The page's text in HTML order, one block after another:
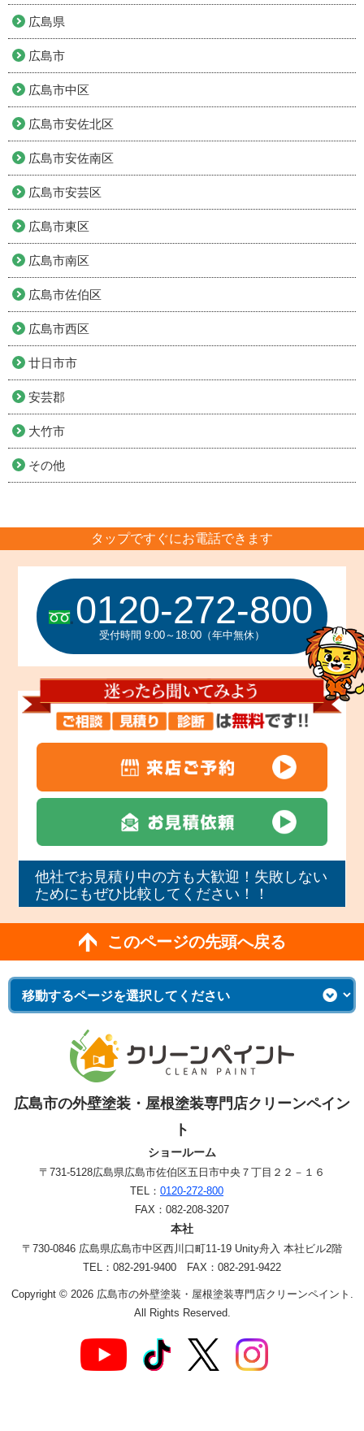
広島県
広島市
広島市中区
広島市安佐北区
広島市安佐南区
広島市安芸区
広島市東区
広島市南区
広島市佐伯区
広島市西区
廿日市市
安芸郡
大竹市
その他
タップですぐにお電話できます
0120-272-800
受付時間 9:00～18:00（年中無休）
他社でお見積り中の方も大歓迎！失敗しない
ためにもぜひ比較してください！！
このページの先頭へ戻る
広島市の外壁塗装・屋根塗装専門店クリーンペイン
ト
ショールーム
〒731-5128広島県広島市佐伯区五日市中央７丁目２２－１６
TEL： 0120-272-800
FAX：082-208-3207
本社
〒730-0846 広島県広島市中区西川口町11-19 Unity舟入 本社ビル2階
TEL：082-291-9400 FAX：082-291-9422
Copyright © 2026 広島市の外壁塗装・屋根塗装専門店クリーンペイント.
All Rights Reserved.